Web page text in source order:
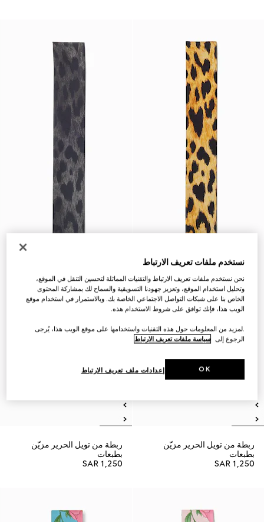
ربطة من تويل الحرير مزيّن
بطبعات
SAR 1,250
ربطة من تويل الحرير مزيّن
بطبعات
SAR 1,250
نستخدم ملفات تعريف الارتباط
نحن نستخدم ملفات تعريف الارتباط والتقنيات المماثلة لتحسين التنقل في الموقع،
وتحليل استخدام الموقع، وتعزيز جهودنا التسويقية والسماح لك بمشاركة المحتوى
الخاص بنا على شبكات التواصل الاجتماعي الخاصة بك. وبالاستمرار في استخدام موقع
الويب هذا، فإنك توافق على شروط الاستخدام هذه.
.لمزيد من المعلومات حول هذه التقنيات واستخدامها على موقع الويب هذا، يُرجى
الرجوع إلى سياسة ملفات تعريف الارتباط
إعدادات ملف تعريف الارتباط OK